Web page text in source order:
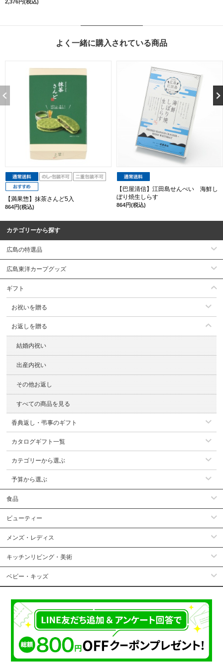
2,376円(税込)
よく一緒に購入されている商品
【満果惣】抹茶さんど5入
864円(税込)
【巴屋清信】江田島せんべい 海鮮し
ぼり焼生しらす
864円(税込)
カテゴリーから探す
広島の特選品
広島東洋カープグッズ
ギフト
お祝いを贈る
お返しを贈る
結婚内祝い
出産内祝い
その他お返し
すべての商品を見る
香典返し・弔事のギフト
カタログギフト一覧
カテゴリーから選ぶ
予算から選ぶ
食品
ビューティー
メンズ・レディス
キッチンリビング・美術
ベビー・キッズ